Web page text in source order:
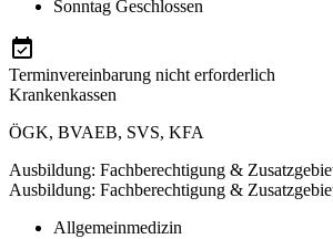
Sonntag Geschlossen
Terminvereinbarung nicht erforderlich
Krankenkassen
ÖGK, BVAEB, SVS, KFA
Ausbildung: Fachberechtigung &
Ausbildung: Fachberechtigung &
Allgemeinmedizin